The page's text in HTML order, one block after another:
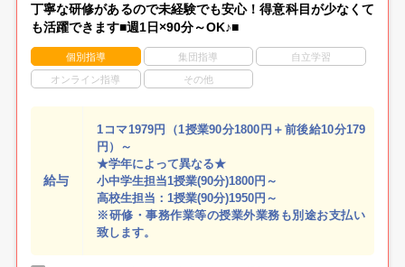
丁寧な研修があるので未経験でも安心！得意科目が少なくて
も活躍できます■週1日×90分～OK♪■
個別指導 集団指導 自立学習
オンライン指導 その他
給与
1コマ1979円（1授業90分1800円＋前後給10分179
円）～
★学年によって異なる★
小中学生担当1授業(90分)1800円～
高校生担当：1授業(90分)1950円～
※研修・事務作業等の授業外業務も別途お支払い
致します。